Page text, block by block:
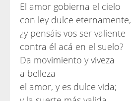
El amor gobierna el cielo
con ley dulce eternamente,
¿y pensáis vos ser valiente
contra él acá en el suelo?
Da movimiento y viveza
a belleza
el amor, y es dulce vida;